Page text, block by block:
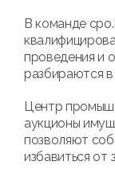
В команде
проведения и
разбираются
Центр
аукционы
позволяют
избавиться от